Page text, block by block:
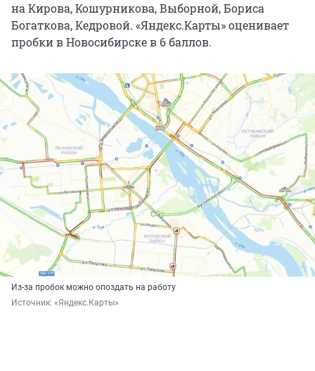
на Кирова, Кошурникова, Выборной, Бориса
Богаткова, Кедровой. «Яндекс.Карты» оценивает
пробки в Новосибирске в 6 баллов.
Из-за пробок можно опоздать на работу
Источник: «Яндекс.Карты»